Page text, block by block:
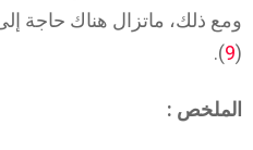
ومع ذلك، ماتزال هناك حاجة
(
9
).
الملخص :